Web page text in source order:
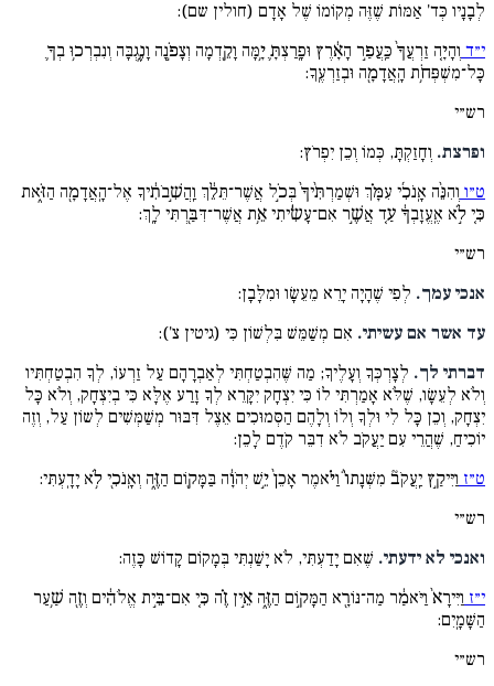
לְבָנָיו כְּד' אַמּוֹת שֶׁזֶּה מְקוֹמוֹ שֶׁל אָדָם (חולין שם):
י״ד וְהָיָ֤ה זַרְעֲךָ֙ כַּֽעֲפַ֣ר הָאָ֔רֶץ וּפָֽרַצְתָּ֛ יָ֥מָּה וָקֵ֖דְמָה וְצָפֹ֣נָה וָנֶ֑גְבָּה וְנִבְרְכ֥וּ בְךָ֛
כָּל־מִשְׁפְּחֹ֥ת הָֽאֲדָמָ֖ה וּבְזַרְעֶֽךָ:
רש״י
ופרצת. וְחָזַקְתָּ, כְּמוֹ וְכֵן יִפְרֹץ:
ט״ו וְהִנֵּ֨ה אָֽנֹכִ֜י עִמָּ֗ךְ וּשְׁמַרְתִּ֨יךָ֙ בְּכֹ֣ל אֲשֶׁר־תֵּלֵ֔ךְ וַֽהֲשִׁ֣בֹתִ֔יךָ אֶל־הָֽאֲדָמָ֖ה הַזֹּ֑את
כִּ֚י לֹ֣א אֶֽעֱזָבְךָ֔ עַ֚ד אֲשֶׁ֣ר אִם־עָשִׂ֔יתִי אֵ֥ת אֲשֶׁר־דִּבַּ֖רְתִּי לָֽךְ:
רש״י
אנכי עמך. לְפִי שֶׁהָיָה יָרֵא מֵעֵשָׂו וּמִלָּבָן:
עד אשר אם עשיתי. אִם מְשַׁמֵּשׁ בִּלְשׁוֹן כִּי (גיטין צ'):
דברתי לך. לְצָרְכְּךָ וְעָלֶיךָ; מַה שֶּׁהִבְטַחְתִּי לְאַבְרָהָם עַל זַרְעוֹ, לְךָ הִבְטַחְתִּיו
וְלֹא לְעֵשָׂו, שֶׁלֹּא אָמַרְתִּי לוֹ כִּי יִצְחָק יִקָּרֵא לְךָ זָרַע אֶלָּא כִּי בְיִצְחָק, וְלֹא כָּל
יִצְחָק, וְכֵן כָּל לִי וּלְךָ וְלוֹ וְלָהֶם הַסְּמוּכִים אֵצֶל דִּבּוּר מְשַׁמְּשִׁים לְשוֹן עַל, וְזֶה
יוֹכִיחַ, שֶׁהֲרֵי עִם יַעֲקֹב לֹא דִבֵּר קֹדֶם לָכֵן:
ט״ז וַיִּיקַ֣ץ יַֽעֲקֹב֘ מִשְּׁנָתוֹ֒ וַיֹּ֗אמֶר אָכֵן֙ יֵ֣שׁ יְהֹוָ֔ה בַּמָּק֖וֹם הַזֶּ֑ה וְאָֽנֹכִ֖י לֹ֥א יָדָֽעְתִּי:
רש״י
ואנכי לא ידעתי. שֶׁאִם יָדַעְתִּי, לֹא יָשַׁנְתִּי בְּמָקוֹם קָדוֹשׁ כָּזֶה:
י״ז וַיִּירָא֙ וַיֹּאמַ֔ר מַה־נּוֹרָ֖א הַמָּק֣וֹם הַזֶּ֑ה אֵ֣ין זֶ֗ה כִּ֚י אִם־בֵּ֣ית אֱלֹהִ֔ים וְזֶ֖ה שַׁ֥עַר
הַשָּׁמָֽיִם:
רש״י